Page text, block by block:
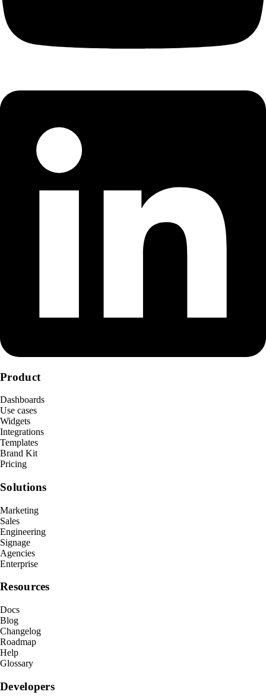
Product
Dashboards
Use cases
Widgets
Integrations
Templates
Brand Kit
Pricing
Solutions
Marketing
Sales
Engineering
Signage
Agencies
Enterprise
Resources
Docs
Blog
Changelog
Roadmap
Help
Glossary
Developers